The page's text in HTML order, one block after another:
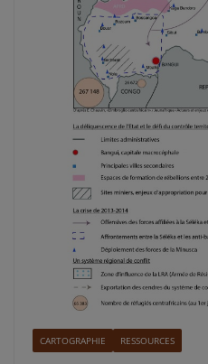
CARTOGRAPHIE RESSOURCES